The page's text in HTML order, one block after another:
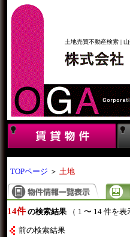
土地売買不動産検索 |
TOPページ ＞ 土地
14件 の検索結果 （ 1 〜 14 件を表
前の検索結果